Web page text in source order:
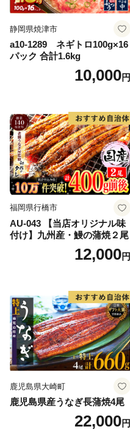
静岡県焼津市
a10-1289 ネギトロ100g×16
パック 合計1.6kg
10,000円
福岡県行橋市
AU-043 【当店オリジナル味
付け】九州産・鰻の蒲焼２尾
12,000円
鹿児島県大崎町
鹿児島県産うなぎ長蒲焼4尾
22,000円